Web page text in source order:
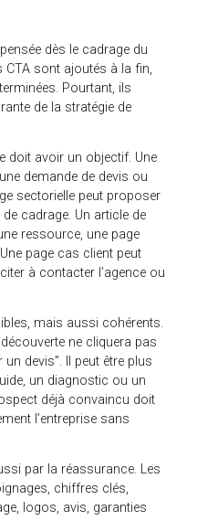
pas seulement des
Une entreprise peut avoir une
qu’elle veut montrer, mais
souvent autre chose :
trouver une réponse
comment passer à l’action.
analyser les parcours
arrivent-ils sur le site ?
ils ? Quels contenus les
de friction peuvent les
sur mobile ? Les
clairs ?
des différents niveaux
qui découvre l’entreprise n’a
qu’un prospect déjà prêt à
site doit proposer des
pédagogiques, pages
formulaires, audit,
direct.